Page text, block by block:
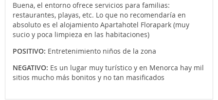
Buena, el entorno ofrece servicios para familias:
restaurantes, playas, etc. Lo que no recomendaría en
absoluto es el alojamiento Apartahotel Florapark (muy
sucio y poca limpieza en las habitaciones)
POSITIVO: Entretenimiento niños de la zona
NEGATIVO: Es un lugar muy turístico y en Menorca hay mil
sitios mucho más bonitos y no tan masificados